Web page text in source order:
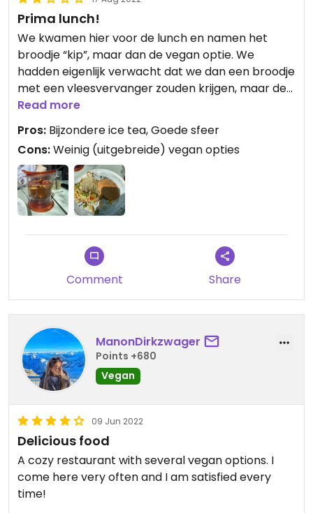
Prima lunch!
We kwamen hier voor de lunch en namen het
broodje “kip”, maar dan de vegan optie. We
hadden eigenlijk verwacht dat we dan een broodje
met een vleesvervanger zouden krijgen, maar de
kip werd alleen weggelaten... Op het broodje zat
smaak wel lekker door de saus. Hopelijk hebben ze
in de toekomst nog meer opties en wellicht wat
vleesvervangers zodat het nog lekkerder is!
De Home Made ice tea was overigens wel
Updated from previous review on 2022-08-17
Read more
Pros: Bijzondere ice tea, Goede sfeer
Cons:Weinig (uitgebreide) vegan opties
Comment Share
ManonDirkzwager
Points +680
Vegan
09 Jun 2022
Delicious food
A cozy restaurant with several vegan options. I
come here very often and I am satisfied every
time!